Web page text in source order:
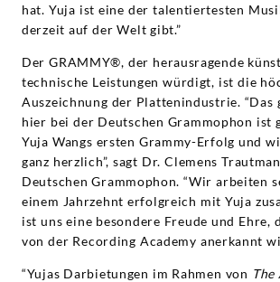
hat. Yuja ist eine der talentiertesten
derzeit auf der Welt gibt.”
Der GRAMMY®, der herausragende
technische Leistungen würdigt, ist die
Auszeichnung der Plattenindustrie. “Das
hier bei der Deutschen Grammophon ist
Yuja Wangs ersten Grammy-Erfolg und
ganz herzlich”, sagt Dr. Clemens
Deutschen Grammophon. “Wir arbeiten
einem Jahrzehnt erfolgreich mit Yuja
ist uns eine besondere Freude und Ehre,
von der Recording Academy anerkannt
“Yujas Darbietungen im Rahmen von The